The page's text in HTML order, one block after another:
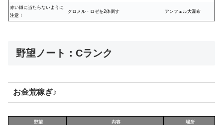
赤い鎌に当たらないように
注意！
クロメル・ロゼを2体倒す アンフェル大瀑布
野望ノート：Cランク
お金荒稼ぎ♪
野望 内容 場所